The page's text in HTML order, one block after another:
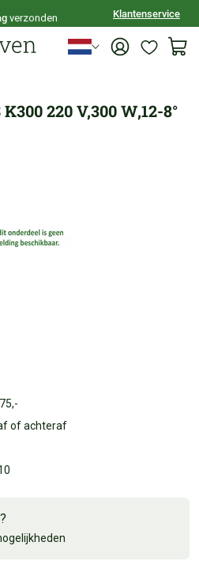
verzonden Klantenservice
220 V,300 W,12-8°
of achteraf